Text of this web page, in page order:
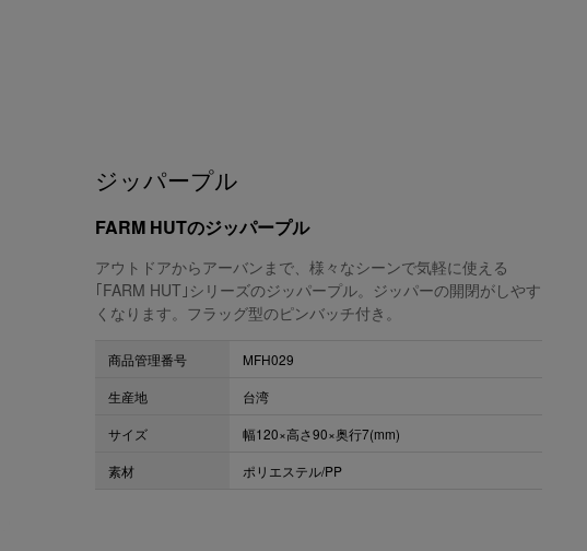
ジッパープル
FARM HUTのジッパープル
アウトドアからアーバンまで、様々なシーンで気軽に使える
｢FARM HUT｣シリーズのジッパープル。ジッパーの開閉がしやす
くなります。フラッグ型のピンバッチ付き。
商品管理番号
MFH029
生産地
台湾
サイズ
幅120×高さ90×奥行7(mm)
素材
ポリエステル/PP